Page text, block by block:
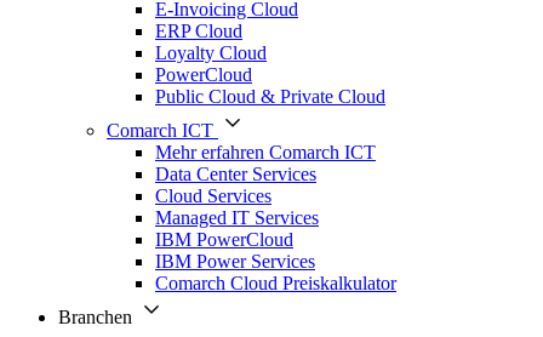
E-Invoicing Cloud
ERP Cloud
Loyalty Cloud
PowerCloud
Public Cloud & Private Cloud
Comarch ICT
Mehr erfahren Comarch ICT
Data Center Services
Cloud Services
Managed IT Services
IBM PowerCloud
IBM Power Services
Comarch Cloud Preiskalkulator
Branchen